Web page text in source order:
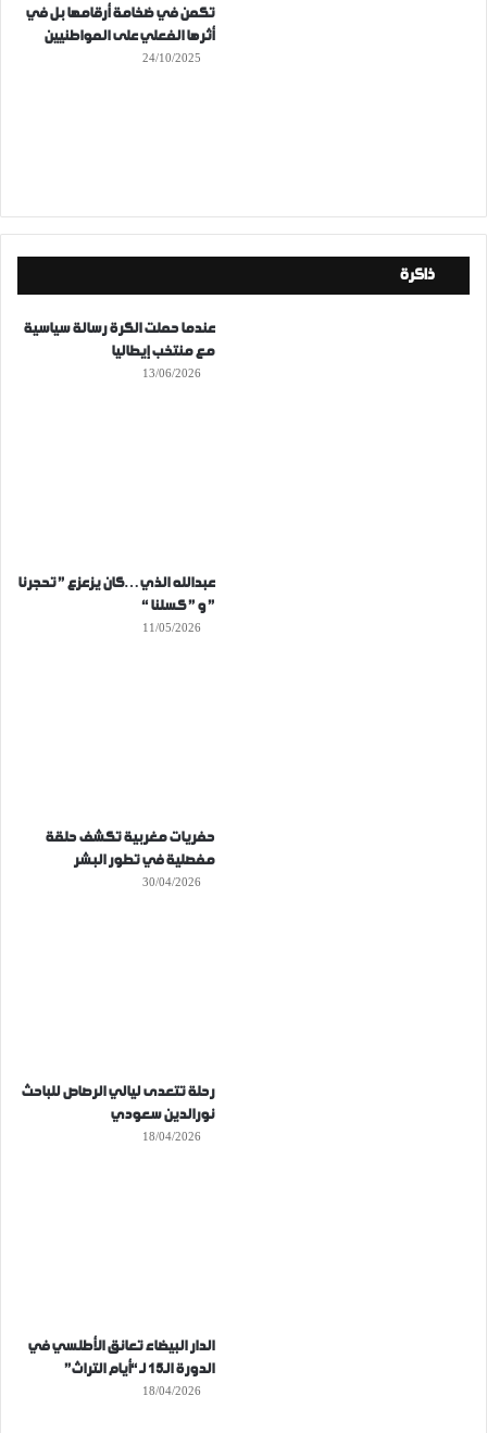
تكمن في ضخامة أرقامها بل في
أثرها الفعلي على المواطنيين
24/10/2025
ذاكرة
عندما حملت الكرة رسالة سياسية
مع منتخب إيطاليا
13/06/2026
عبدالله الذي…كان يزعزع ” تحجرنا
” و ” كسلنا “
11/05/2026
حفريات مغربية تكشف حلقة
مفصلية في تطور البشر
30/04/2026
رحلة تتعدى ليالي الرصاص للباحث
نورالدين سعودي
18/04/2026
الدار البيضاء تعانق الأطلسي في
الدورة الـ15 لـ “أيام التراث”
18/04/2026